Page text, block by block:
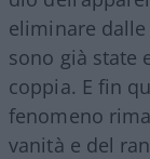
eliminare
sono già state
coppia. E fin
fenomeno
vanità e del